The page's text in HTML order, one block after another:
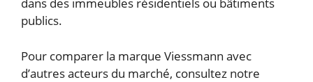
dans des immeubles résidentiels ou bâtiments
publics.
Pour comparer la marque Viessmann avec
d’autres acteurs du marché, consultez notre